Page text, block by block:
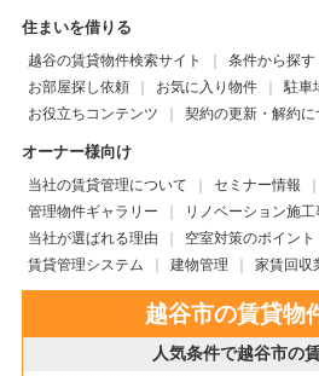
住まいを借りる
越谷の賃貸物件検索サイト 条件から探す
お部屋探し依頼
お気に入り物件
駐車
お役立ちコンテンツ
契約の更新・解約に
オーナー様向け
当社の賃貸管理について セミナー情報
管理物件ギャラリー
リノベーション施工
当社が選ばれる理由
空室対策のポイント
賃貸管理システム
建物管理 家賃回収
越谷市の賃貸物
人気条件で越谷市の